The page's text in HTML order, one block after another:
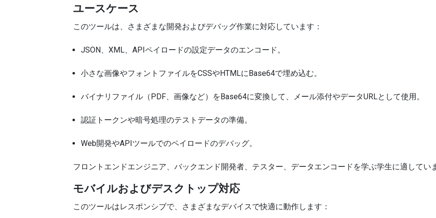
ユースケース
このツールは、さまざまな開発およびデバッグ作業に対応しています：
JSON、XML、APIペイロードの設定データのエンコード。
小さな画像やフォントファイルをCSSやHTMLにBase64で埋め込む。
バイナリファイル（PDF、画像など）をBase64に変換して、メール添付やデータURLとして使用。
認証トークンや暗号処理のテストデータの準備。
Web開発やAPIツールでのペイロードのデバッグ。
フロントエンドエンジニア、バックエンド開発者、テスター、データエンコードを学ぶ学生に適してい
モバイルおよびデスクトップ対応
このツールはレスポンシブで、さまざまなデバイスで快適に動作します：